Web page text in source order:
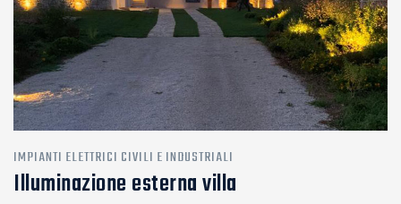
IMPIANTI ELETTRICI CIVILI E INDUSTRIALI
Illuminazione esterna villa